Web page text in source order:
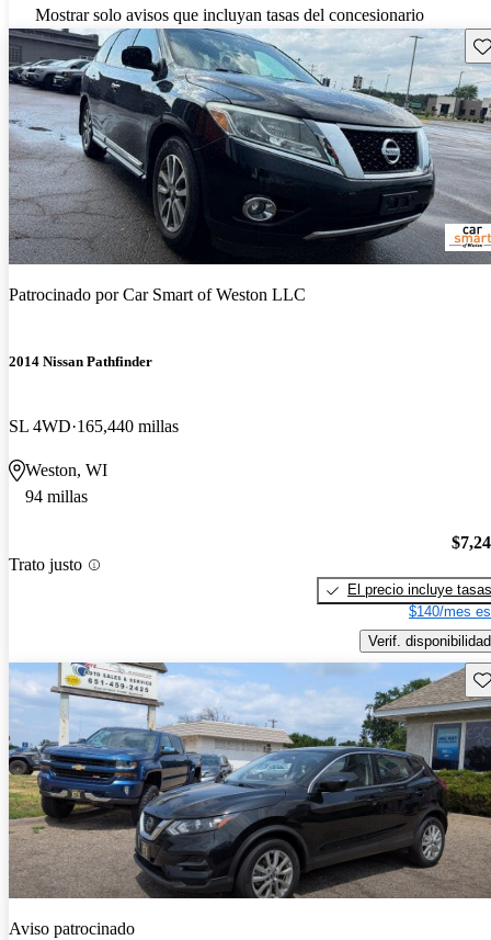
Mostrar solo avisos que incluyan tasas del concesionario
Patrocinado porCar Smart of Weston LLC
2014 Nissan Pathfinder
SL 4WD 165,440 millas
Weston, WI
94 millas
Trato justo
El precio incluye tasas
$140/mes
Verif. disponibilidad
Aviso patrocinado